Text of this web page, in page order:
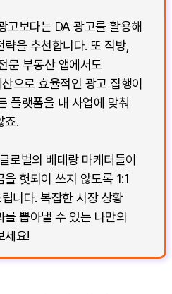
고보다는 DA 광고를 활용해
을 추천합니다. 또 직방,
문 부동산 앱에서도
으로 효율적인 광고 집행이
플랫폼을 내 사업에 맞춰
죠.
로벌의 베테랑 마케터들이
헛되이 쓰지 않도록 1:1
니다. 복잡한 시장 상황
뽑아낼 수 있는 나만의
세요!